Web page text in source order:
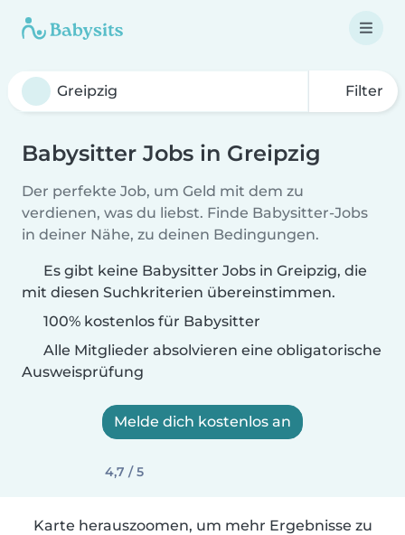
Filter
Babysitter Jobs in Greipzig
Der perfekte Job, um Geld mit dem zu
verdienen, was du liebst. Finde Babysitter-Jobs
in deiner Nähe, zu deinen Bedingungen.
Es gibt keine Babysitter Jobs in Greipzig, die
mit diesen Suchkriterien übereinstimmen.
100% kostenlos für Babysitter
Alle Mitglieder absolvieren eine obligatorische
Ausweisprüfung
Melde dich kostenlos an
4,7 / 5
Karte herauszoomen, um mehr Ergebnisse zu